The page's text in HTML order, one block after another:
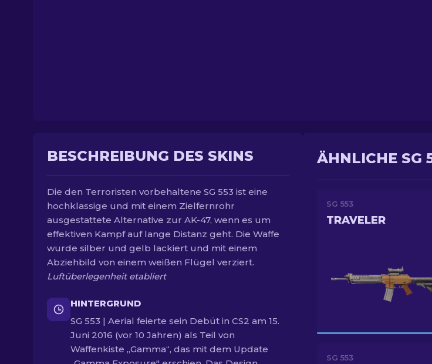
BESCHREIBUNG DES SKINS
Die den Terroristen vorbehaltene SG 553 ist eine
hochklassige und mit einem Zielfernrohr
ausgestattete Alternative zur AK-47, wenn es um
effektiven Kampf auf lange Distanz geht. Die Waffe
wurde silber und gelb lackiert und mit einem
Abziehbild von einem weißen Flügel verziert.
Luftüberlegenheit etabliert
HINTERGRUND
SG 553 | Aerial feierte sein Debüt in CS2 am 15.
Juni 2016 (vor 10 Jahren) als Teil von
Waffenkiste „Gamma“, das mit dem Update
ÄHNLICHE SG
SG 553
TRAVELER
SG 553